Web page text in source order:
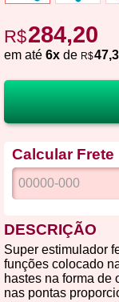
R$284,20
em até 6x de R$
Calcular Frete
DESCRIÇÃO
Super estimulador
funções colocado
hastes na forma de
nas pontas